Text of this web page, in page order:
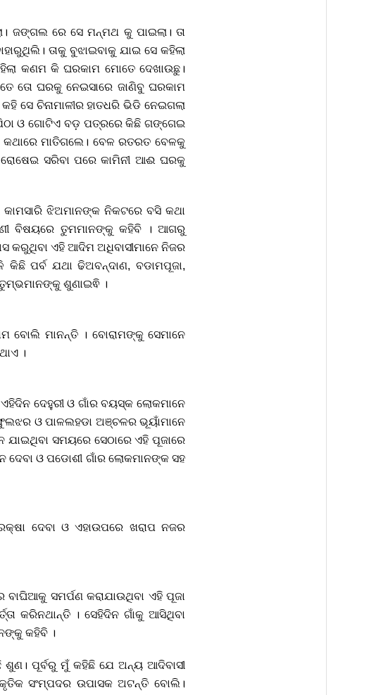
ଜଙ୍ଗଲ ରେ ସେ ମନ୍ମଥ କୁ ପାଇଲା। ତା
ତାକୁ ବୁଝାଇବାକୁ ଯାଇ ସେ କହିଲା
କଣମ କି ଘରକାମ ମୋତେ ଦେଖାଉଛୁ।
ତୋ ଘରକୁ ନେଇସାରେ ଜାଣିବୁ ଘରକାମ
ଚିନାମାଳୀର ହାତଧରି ଭିଡି ନେଇଗଲା
ଓ ଗୋଟିଏ ବଡ଼ ପତ୍ରରେ କିଛି ଗଙ୍ଗେଇ
କଥାରେ ମାତିଗଲେ। ବେଳ ରତରତ ବେଳକୁ
ସରିବା ପରେ କାମିନୀ ଆଈ ଘରକୁ
ଝିଅମାନଙ୍କ ନିକଟରେ ବସି କଥା
ବିଷୟରେ ତୁମମାନଙ୍କୁ କହିବି । ଆଗରୁ
କରୁଥିବା ଏହି ଆଦିମ ଅଧିବାସୀମାନେ ନିଜର
ପର୍ବ ଯଥା ଢିଅବନ୍ଦାଣ, ବଡାମପୂଜା,
ଶୁଣାଇଵି ।
ବୋଲି ମାନନ୍ତି । ବୋରାମଙ୍କୁ ସେମାନେ
।
ଦେହୁରୀ ଓ ଗାଁର ବୟସ୍କ ଲୋକମାନେ
ଓ ପାଳଲହଡା ଅଞ୍ଚଳର ଭୂୟାଁମାନେ
ସମୟରେ ସେଠାରେ ଏହି ପୂଜାରେ
ଓ ପଡୋଶୀ ଗାଁର ଲୋକମାନଙ୍କ ସହ
ଦେବା ଓ ଏହାଉପରେ ଖରାପ ନଜର
ସମର୍ପଣ କରାଯାଉଥିବା ଏହି ପୂଜା
କରିନଥାନ୍ତି । ସେହିଦିନ ଗାଁକୁ ଆସିଥିବା
କହିବି ।
ପୂର୍ବରୁ ମୁଁ କହିଛି ଯେ ଅନ୍ୟ ଆଦିବାସୀ
ସଂମ୍ପଦର ଉପାସକ ଅଟନ୍ତି ବୋଲି।